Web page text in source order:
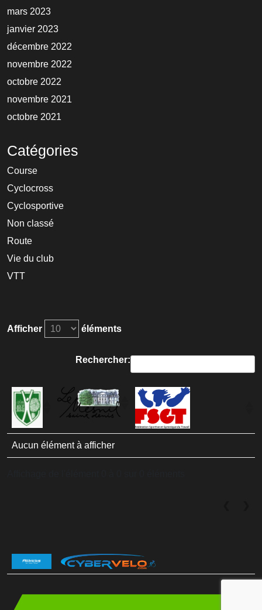
mars 2023
janvier 2023
décembre 2022
novembre 2022
octobre 2022
novembre 2021
octobre 2021
Catégories
Course
Cyclocross
Cyclosportive
Non classé
Route
Vie du club
VTT
Afficher éléments
Rechercher:
Aucun élément à afficher